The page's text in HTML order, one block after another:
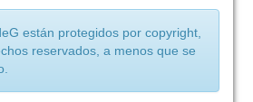
están protegidos por copyright,
reservados, a menos que se